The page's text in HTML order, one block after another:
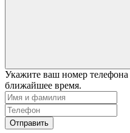
Укажите ваш номер
ближайшее время.
Отправить